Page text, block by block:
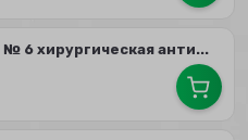
6 хирургическая анти...